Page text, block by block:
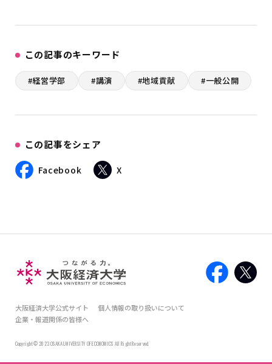
この記事のキーワード
#経営学部 #講演 #地域貢献 #一般公開
この記事をシェア
Facebook X
大阪経済大学公式サイト
個人情報の取り扱いについて
企業・報道関係の皆様へ
Copyright © 2023 OSAKA UNIVERSITY OF ECONOMICS All Right Reserved.